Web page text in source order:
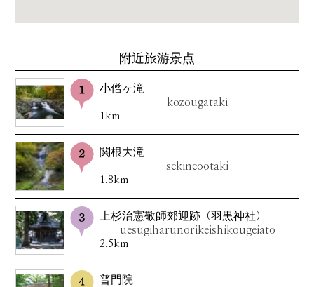
附近旅游景点
小僧ヶ滝
kozougataki
1km
関根大滝
sekineootaki
1.8km
上杉治憲敬師郊迎跡（羽黒神社）
uesugiharunorikeishikougeiato
2.5km
普門院